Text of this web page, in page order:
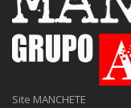
Site MANCHETE